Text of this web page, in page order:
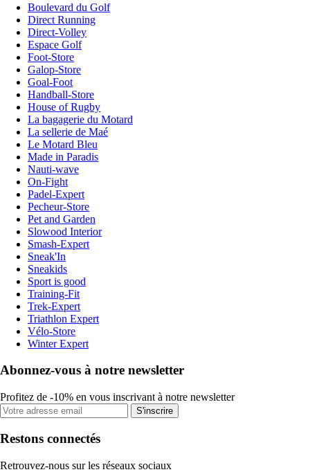
Boulevard du Golf
Direct Running
Direct-Volley
Espace Golf
Foot-Store
Galop-Store
Goal-Foot
Handball-Store
House of Rugby
La bagagerie du Motard
La sellerie de Maé
Le Motard Bleu
Made in Paradis
Nauti-wave
On-Fight
Padel-Expert
Pecheur-Store
Pet and Garden
Slowood Interior
Smash-Expert
Sneak'In
Sneakids
Sport is good
Training-Fit
Trek-Expert
Triathlon Expert
Vélo-Store
Winter Expert
Abonnez-vous à notre newsletter
Profitez de -10% en vous inscrivant à notre newsletter
S'inscrire
Restons connectés
Retrouvez-nous sur les réseaux sociaux